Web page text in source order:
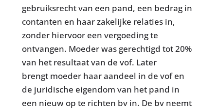
gebruiksrecht van een pand, een bedrag in
contanten en haar zakelijke relaties in,
zonder hiervoor een vergoeding te
ontvangen. Moeder was gerechtigd tot 20%
van het resultaat van de vof. Later
brengt moeder haar aandeel in de vof en
de juridische eigendom van het pand in
een nieuw op te richten bv in. De bv neemt